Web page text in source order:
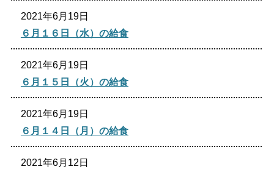
2021年6月19日
６月１６日（水）の給食
2021年6月19日
６月１５日（火）の給食
2021年6月19日
６月１４日（月）の給食
2021年6月12日